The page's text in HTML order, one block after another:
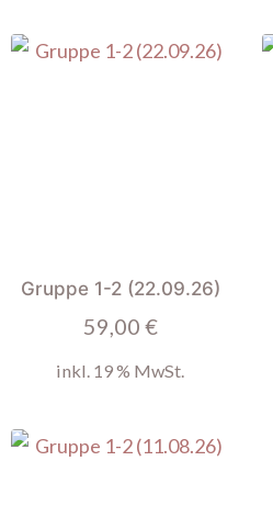
Gruppe 1-2 (22.09.26)
59,00 €
inkl. 19 % MwSt.